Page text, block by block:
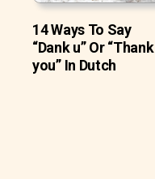
14 Ways To Say
“Dank u” Or “Thank
you” In Dutch